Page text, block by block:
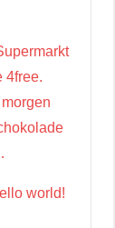
4free.
world!